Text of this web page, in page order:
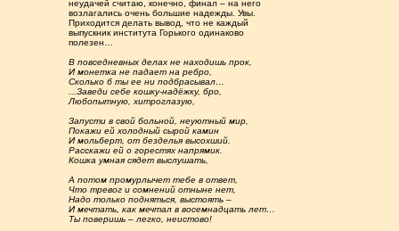
неудачей считаю, конечно, финал – на него
возлагались очень большие надежды. Увы.
Приходится делать вывод, что не каждый
выпускник института Горького одинаково
полезен…
В повседневных делах не находишь прок,
И монетка не падает на ребро,
Сколько б ты ее ни подбрасывал…
...Заведи себе кошку-надёжку, бро,
Любопытную, хитроглазую,
Запусти в свой больной, неуютный мир,
Покажи ей холодный сырой камин
И мольберт, от безделья высохший.
Расскажи ей о горестях напрямик.
Кошка умная сядет выслушать,
А потом промурлычет тебе в ответ,
Что тревог и сомнений отныне нет,
Надо только подняться, выстоять –
И мечтать, как мечтал в восемнадцать лет…
Ты поверишь – легко, неистово!